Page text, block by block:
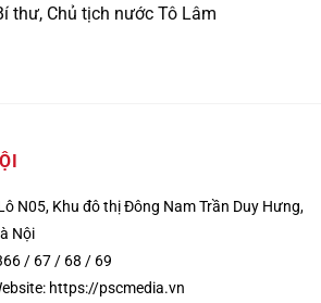
thư, Chủ tịch nước Tô Lâm
N05, Khu đô thị Đông Nam Trần Duy Hưng,
Nội
/ 67 / 68 / 69
https://pscmedia.vn